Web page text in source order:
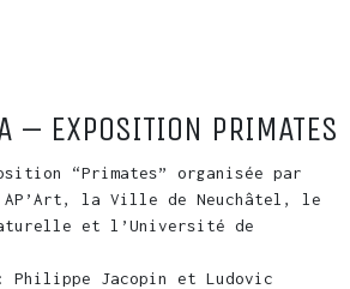
– EXPOSITION PRIMATES
“Primates” organisée par
AP’Art, la Ville de Neuchâtel, le
et l’Université de
Jacopin et Ludovic